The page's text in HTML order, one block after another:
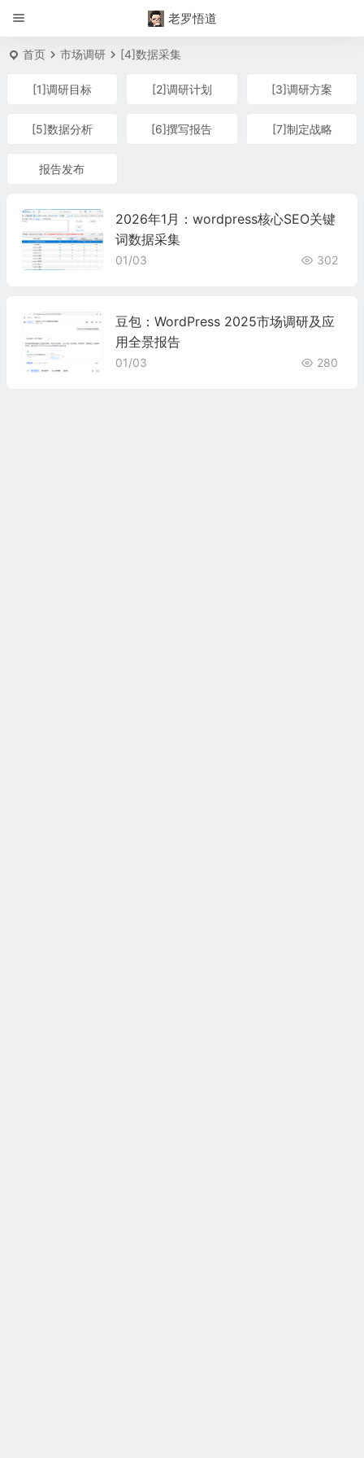
老罗悟道
首页 市场调研 [4]数据采集
[1]调研目标 [2]调研计划 [3]调研方案
[5]数据分析 [6]撰写报告 [7]制定战略
报告发布
2026年1月：wordpress核心SEO关键
词数据采集
01/03 302
豆包：WordPress 2025市场调研及应
用全景报告
01/03 280